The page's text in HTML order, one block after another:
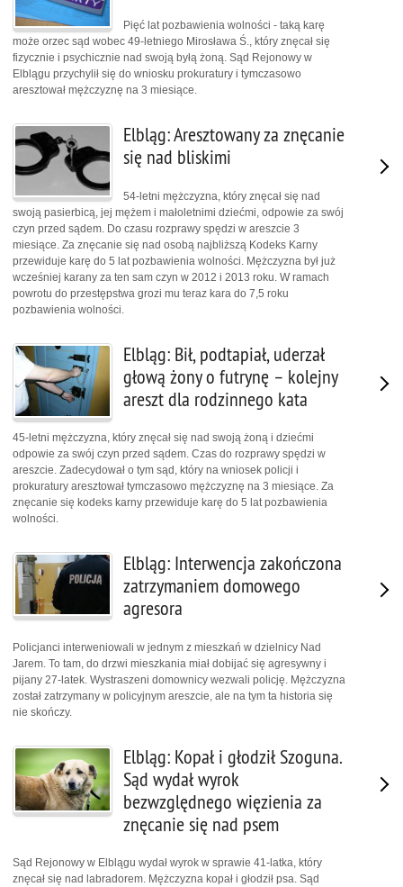
Pięć lat pozbawienia wolności - taką karę
może orzec sąd wobec 49-letniego Mirosława Ś., który znęcał się
fizycznie i psychicznie nad swoją byłą żoną. Sąd Rejonowy w
Elblągu przychylił się do wniosku prokuratury i tymczasowo
aresztował mężczyznę na 3 miesiące.
Elbląg: Aresztowany za znęcanie
się nad bliskimi
54-letni mężczyzna, który znęcał się nad
swoją pasierbicą, jej mężem i małoletnimi dziećmi, odpowie za swój
czyn przed sądem. Do czasu rozprawy spędzi w areszcie 3
miesiące. Za znęcanie się nad osobą najbliższą Kodeks Karny
przewiduje karę do 5 lat pozbawienia wolności. Mężczyzna był już
wcześniej karany za ten sam czyn w 2012 i 2013 roku. W ramach
powrotu do przestępstwa grozi mu teraz kara do 7,5 roku
pozbawienia wolności.
Elbląg: Bił, podtapiał, uderzał
głową żony o futrynę – kolejny
areszt dla rodzinnego kata
45-letni mężczyzna, który znęcał się nad swoją żoną i dziećmi
odpowie za swój czyn przed sądem. Czas do rozprawy spędzi w
areszcie. Zadecydował o tym sąd, który na wniosek policji i
prokuratury aresztował tymczasowo mężczyznę na 3 miesiące. Za
znęcanie się kodeks karny przewiduje karę do 5 lat pozbawienia
wolności.
Elbląg: Interwencja zakończona
zatrzymaniem domowego
agresora
Policjanci interweniowali w jednym z mieszkań w dzielnicy Nad
Jarem. To tam, do drzwi mieszkania miał dobijać się agresywny i
pijany 27-latek. Wystraszeni domownicy wezwali policję. Mężczyzna
został zatrzymany w policyjnym areszcie, ale na tym ta historia się
nie skończy.
Elbląg: Kopał i głodził Szoguna.
Sąd wydał wyrok
bezwzględnego więzienia za
znęcanie się nad psem
Sąd Rejonowy w Elblągu wydał wyrok w sprawie 41-latka, który
znęcał się nad labradorem. Mężczyzna kopał i głodził psa. Sąd